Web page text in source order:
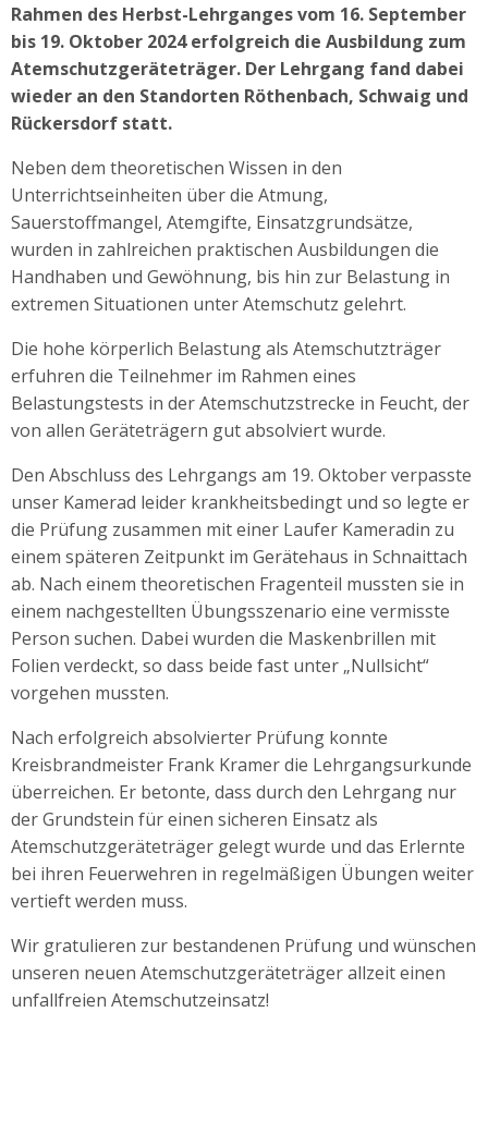
Rahmen des Herbst-Lehrganges vom 16. September
bis 19. Oktober 2024 erfolgreich die Ausbildung zum
Atemschutzgeräteträger. Der Lehrgang fand dabei
wieder an den Standorten Röthenbach, Schwaig und
Rückersdorf statt.
Neben dem theoretischen Wissen in den
Unterrichtseinheiten über die Atmung,
Sauerstoffmangel, Atemgifte, Einsatzgrundsätze,
wurden in zahlreichen praktischen Ausbildungen die
Handhaben und Gewöhnung, bis hin zur Belastung in
extremen Situationen unter Atemschutz gelehrt.
Die hohe körperlich Belastung als Atemschutzträger
erfuhren die Teilnehmer im Rahmen eines
Belastungstests in der Atemschutzstrecke in Feucht, der
von allen Geräteträgern gut absolviert wurde.
Den Abschluss des Lehrgangs am 19. Oktober verpasste
unser Kamerad leider krankheitsbedingt und so legte er
die Prüfung zusammen mit einer Laufer Kameradin zu
einem späteren Zeitpunkt im Gerätehaus in Schnaittach
ab. Nach einem theoretischen Fragenteil mussten sie in
einem nachgestellten Übungsszenario eine vermisste
Person suchen. Dabei wurden die Maskenbrillen mit
Folien verdeckt, so dass beide fast unter „Nullsicht“
vorgehen mussten.
Nach erfolgreich absolvierter Prüfung konnte
Kreisbrandmeister Frank Kramer die Lehrgangsurkunde
überreichen. Er betonte, dass durch den Lehrgang nur
der Grundstein für einen sicheren Einsatz als
Atemschutzgeräteträger gelegt wurde und das Erlernte
bei ihren Feuerwehren in regelmäßigen Übungen weiter
vertieft werden muss.
Wir gratulieren zur bestandenen Prüfung und wünschen
unseren neuen Atemschutzgeräteträger allzeit einen
unfallfreien Atemschutzeinsatz!